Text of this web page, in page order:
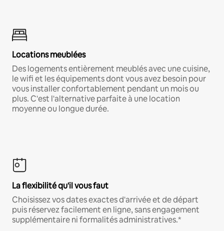
Locations meublées
Des logements entièrement meublés avec une cuisine,
le wifi et les équipements dont vous avez besoin pour
vous installer confortablement pendant un mois ou
plus. C'est l'alternative parfaite à une location
moyenne ou longue durée.
La flexibilité qu'il vous faut
Choisissez vos dates exactes d'arrivée et de départ
puis réservez facilement en ligne, sans engagement
supplémentaire ni formalités administratives.*